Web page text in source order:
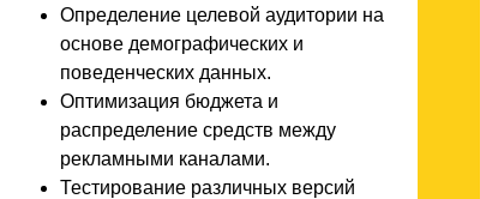
Определение целевой аудитории на
основе демографических и
поведенческих данных.
Оптимизация бюджета и
распределение средств между
рекламными каналами.
Тестирование различных версий